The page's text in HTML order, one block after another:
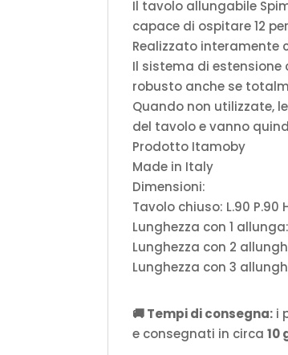
Il tavolo allungabile
capace di ospitare 12
Realizzato interamente
Il sistema di estensione
robusto anche se
Quando non utilizzate,
del tavolo e vanno
Prodotto Itamoby
Made in Italy
Dimensioni:
Tavolo chiuso: L.90 P.90
Lunghezza con 1
Lunghezza con 2
Lunghezza con 3
🚚 Tempi di consegna: i
e consegnati in circa10